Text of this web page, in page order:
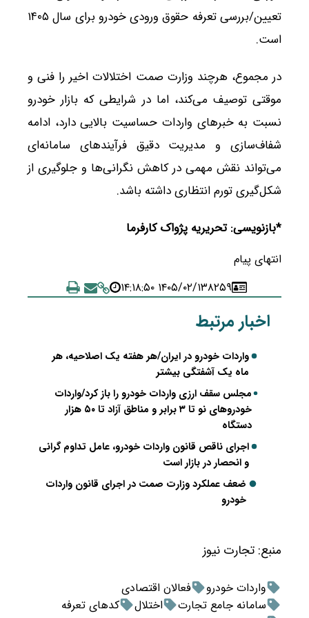
تعیین/بررسی تعرفه حقوق ورودی خودرو برای سال ۱۴۰۵
است.
در مجموع، هرچند وزارت صمت اختلالات اخیر را فنی و
موقتی توصیف می‌کند، اما در شرایطی که بازار خودرو
نسبت به خبرهای واردات حساسیت بالایی دارد، ادامه
شفاف‌سازی و مدیریت دقیق فرآیندهای سامانه‌ای
می‌تواند نقش مهمی در کاهش نگرانی‌ها و جلوگیری از
شکل‌گیری تورم انتظاری داشته باشد.
*بازنویسی: تحریریه پژواک کارفرما
انتهای پیام
۸۲۵۹۱۴۰۵/۰۲/۱۳ ۱۴:۱۸:۵۰
اخبار مرتبط
واردات خودرو در ایران/هر هفته یک اصلاحیه، هر
ماه یک آشفتگی بیشتر
مجلس سقف ارزی واردات خودرو را باز کرد/واردات
خودروهای نو تا ۳ برابر و مناطق آزاد تا ۵۰ هزار
دستگاه
اجرای ناقص قانون واردات خودرو، عامل تداوم گرانی
و انحصار در بازار است
ضعف عملکرد وزارت صمت در اجرای قانون واردات
خودرو
منبع: تجارت نیوز
واردات خودرو
فعالان اقتصادی
سامانه جامع تجارت
اختلال
کدهای تعرفه